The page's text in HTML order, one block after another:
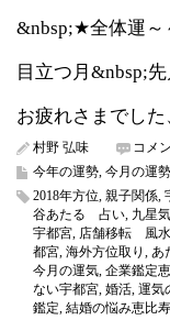
&nbsp;★全体運～
目立つ月&nbsp;
お疲れさまでした
村野 弘味
二
黒
星
の
2018
年
9
月
運
コメ
今年の運勢, 今月の運勢
2018年方位, 親子関係,
谷あたる 占い, 九星
宇都宮, 店舗移転 風水
都宮, 海外方位取り , あ
今月の運気, 企業鑑定
ない宇都宮, 婚活, 運気
鑑定, 結婚の悩み恵比寿